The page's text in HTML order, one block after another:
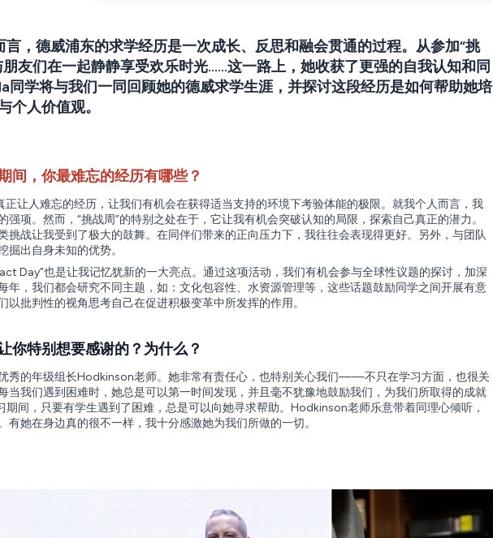
言，德威浦东的求学经历是一次成长、反思和融会贯通的过程。从参加“挑
朋友们在一起静静享受欢乐时光……这一路上，她收获了更强的自我认知和同
同学将与我们一同回顾她的德威求学生涯，并探讨这段经历是如何帮助她培
个人价值观。
间，你最难忘的经历有哪些？
正让人难忘的经历，让我们有机会在获得适当支持的环境下考验体能的极限。就我个人而言，我
强项。然而，“挑战周”的特别之处在于，它让我有机会突破认知的局限，探索自己真正的潜力。
挑战让我受到了极大的鼓舞。在同伴们带来的正向压力下，我往往会表现得更好。另外，与团队
掘出自身未知的优势。
Day”也是让我记忆犹新的一大亮点。通过这项活动，我们有机会参与全球性议题的探讨，加深
年，我们都会研究不同主题，如：文化包容性、水资源管理等，这些话题鼓励同学之间开展有意
以批判性的视角思考自己在促进积极变革中所发挥的作用。
你特别想要感谢的？为什么？
秀的年级组长Hodkinson老师。她非常有责任心，也特别关心我们——不只在学习方面，也很关
当我们遇到困难时，她总是可以第一时间发现，并且毫不犹豫地鼓励我们，为我们所取得的成就
期间，只要有学生遇到了困难，总是可以向她寻求帮助。Hodkinson老师乐意带着同理心倾听，
有她在身边真的很不一样，我十分感激她为我们所做的一切。